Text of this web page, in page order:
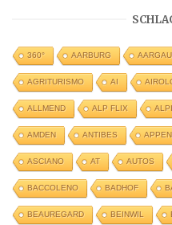
360° AARBURG AARGAU
AGRITURISMO AI
ALLMEND ALP FLIX
AMDEN ANTIBES
ASCIANO AT AUTOS
BACCOLENO BADHOF
BEAUREGARD BEINWIL